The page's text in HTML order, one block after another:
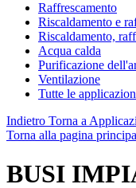
Raffrescamento
Riscaldamento e
Riscaldamento,
Acqua calda
Purificazione
Ventilazione
Tutte le
Indietro Torna a
Torna alla pagina
BUSI